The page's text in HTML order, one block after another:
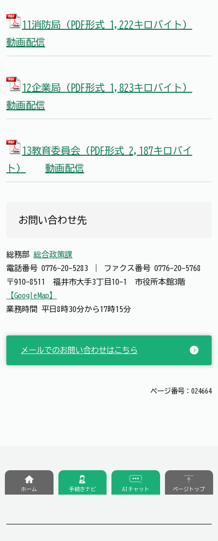
11消防局（PDF形式 1,222キロバイト）
動画配信
12企業局（PDF形式 1,823キロバイト）
動画配信
13教育委員会（PDF形式 2,187キロバイ
ト）
動画配信
お問い合わせ先
総務部 総合政策課
電話番号 0776-20-5283 ファクス番号 0776-20-5768
〒910-8511 福井市大手3丁目10-1 市役所本館3階
【GoogleMap】
業務時間 平日8時30分から17時15分
メールでのお問い合わせはこちら
ページ番号：024664
ホーム 手続きナビ AIチャット ページトップ